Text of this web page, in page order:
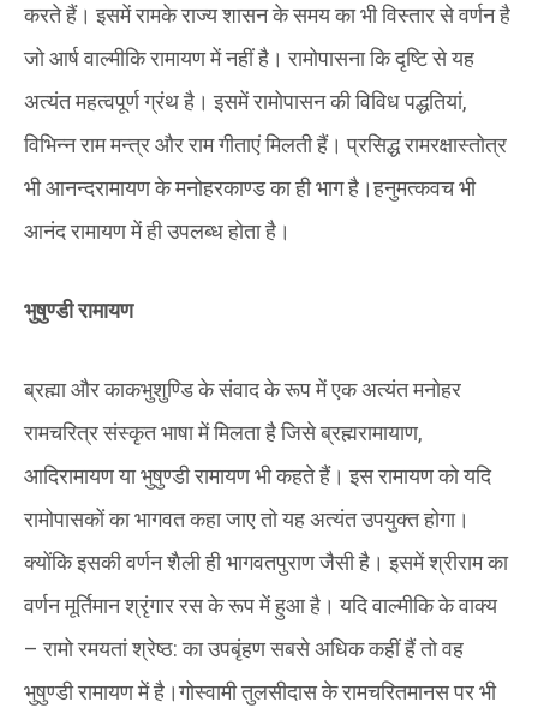
करते हैं। इसमें रामके राज्य शासन के समय का भी विस्तार से वर्णन है
जो आर्ष वाल्मीकि रामायण में नहीं है। रामोपासना कि दृष्टि से यह
अत्यंत महत्वपूर्ण ग्रंथ है। इसमें रामोपासन की विविध पद्धतियां,
विभिन्न राम मन्त्र‌ और राम गीताएं मिलती हैं। प्रसिद्ध रामरक्षास्तोत्र
भी आनन्दरामायण के मनोहरकाण्ड का ही भाग है।हनुमत्कवच भी
आनंद रामायण में ही उपलब्ध होता है।
भुषुण्डी रामायण
ब्रह्मा और काकभुशुण्डि के संवाद के रूप में एक अत्यंत मनोहर
रामचरित्र संस्कृत भाषा में मिलता है जिसे ब्रह्मरामायाण,
आदिरामायण या भुषुण्डी रामायण भी कहते हैं। इस रामायण को यदि
रामोपासकों का भागवत कहा जाए तो यह अत्यंत उपयुक्त होगा।
क्योंकि इसकी वर्णन शैली ही भागवतपुराण जैसी है। इसमें श्रीराम का
वर्णन मूर्तिमान श्रृंगार रस के रूप में हुआ है। यदि वाल्मीकि के वाक्य
– रामो रमयतां श्रेष्ठ: का उपबृंहण सबसे अधिक कहीं हैं तो वह
भुषुण्डी रामायण में है।गोस्वामी तुलसीदास के रामचरितमानस पर भी